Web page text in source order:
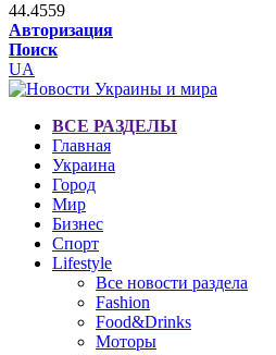
44.4559
Авторизация
Поиск
UA
ВСЕ РАЗДЕЛЫ
Главная
Украина
Город
Мир
Бизнес
Спорт
Lifestyle
Все новости раздела
Fashion
Food&Drinks
Моторы